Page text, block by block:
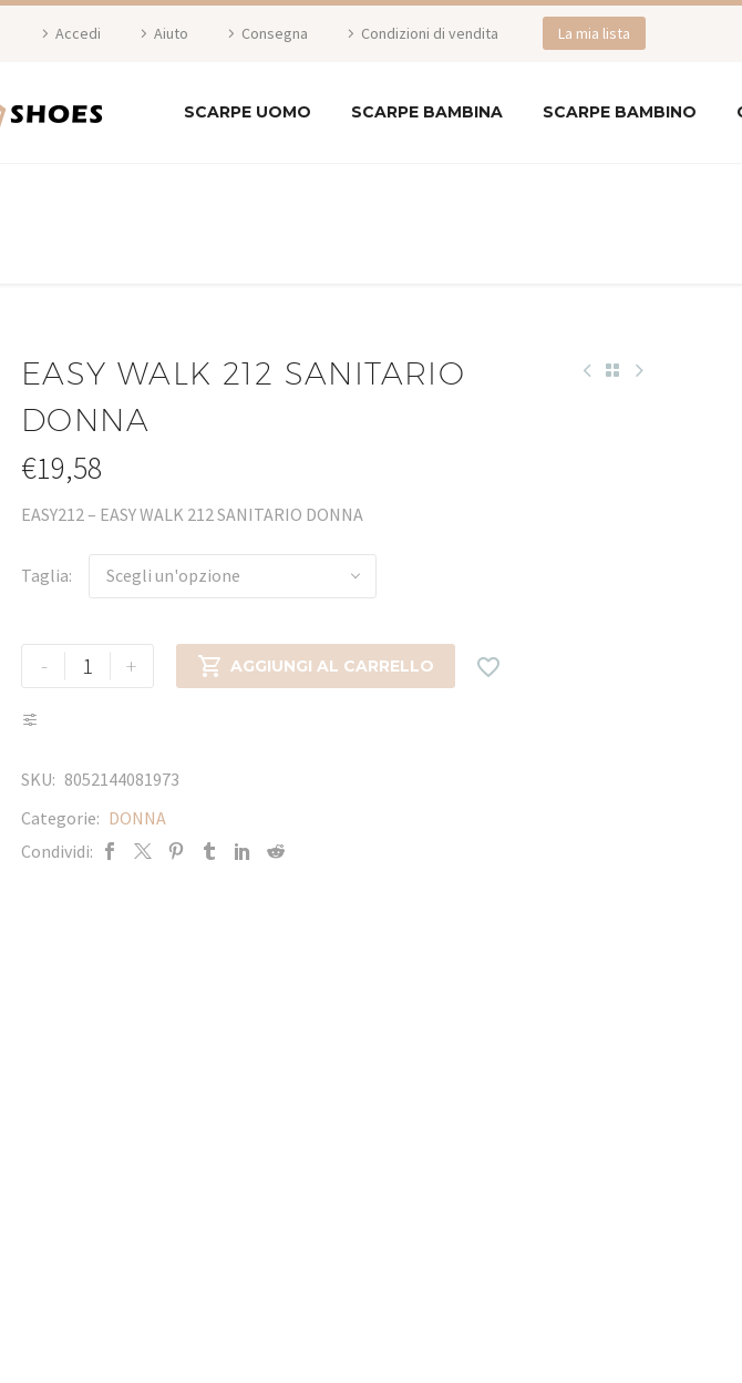
Accedi Aiuto Consegna Condizioni di vendita La mia lista
SCARPE UOMO SCARPE BAMBINA SCARPE BAMBINO
EASY WALK 212 SANITARIO
DONNA
€19,58
EASY212 – EASY WALK 212 SANITARIO DONNA
Taglia Scegli un'opzione
- +  AGGIUNGI AL CARRELLO 
SKU: 8052144081973
Categorie: DONNA
Condividi: